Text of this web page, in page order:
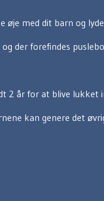
øje med dit barn og
der forefindes
år for at blive lukket
kan genere det